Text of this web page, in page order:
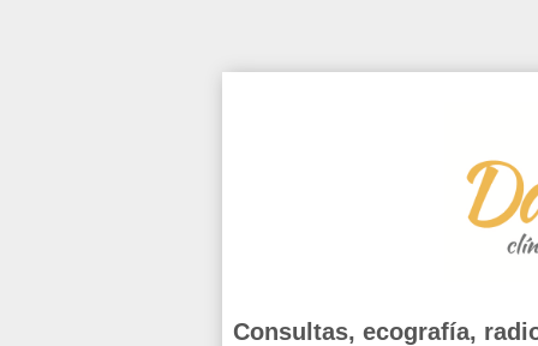
Consultas, ecografía,